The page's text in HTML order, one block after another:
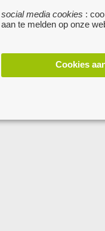
social media cookies :
aan te melden op onze
Cookies